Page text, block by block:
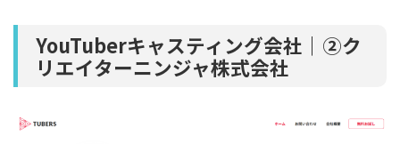
YouTuberキャスティング会社｜②ク
リエイターニンジャ株式会社